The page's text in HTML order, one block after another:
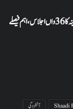
مریم نواز کی زیر صدارت پنجاب کابینہ کا 36واں اجلاس،اہم فیصلے
Shaadi
آتشزدگی